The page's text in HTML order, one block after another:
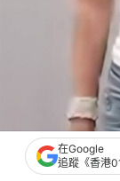
在Google
追蹤《香港